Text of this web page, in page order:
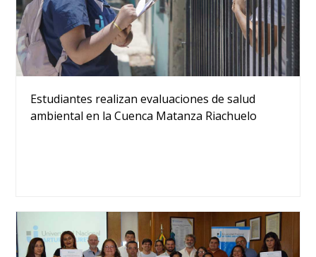
Estudiantes realizan evaluaciones de salud
ambiental en la Cuenca Matanza Riachuelo